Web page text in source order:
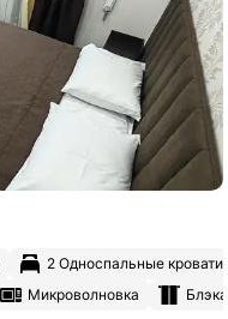
2 Односпальные кровати
Микроволновка